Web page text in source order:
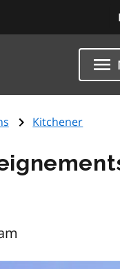
Kitchener